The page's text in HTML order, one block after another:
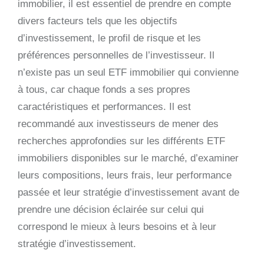
immobilier, il est essentiel de prendre en compte
divers facteurs tels que les objectifs
d’investissement, le profil de risque et les
préférences personnelles de l’investisseur. Il
n’existe pas un seul ETF immobilier qui convienne
à tous, car chaque fonds a ses propres
caractéristiques et performances. Il est
recommandé aux investisseurs de mener des
recherches approfondies sur les différents ETF
immobiliers disponibles sur le marché, d’examiner
leurs compositions, leurs frais, leur performance
passée et leur stratégie d’investissement avant de
prendre une décision éclairée sur celui qui
correspond le mieux à leurs besoins et à leur
stratégie d’investissement.